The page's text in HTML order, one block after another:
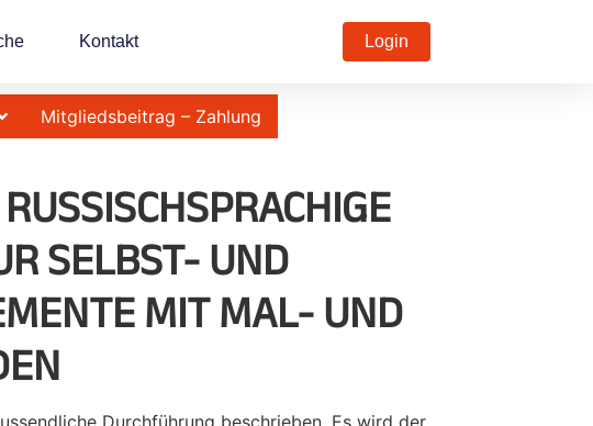
Kontakt Login
Mitgliedsbeitrag – Zahlung
SELBST- UND
MIT MAL- UND
Durchführung beschrieben. Es wird der